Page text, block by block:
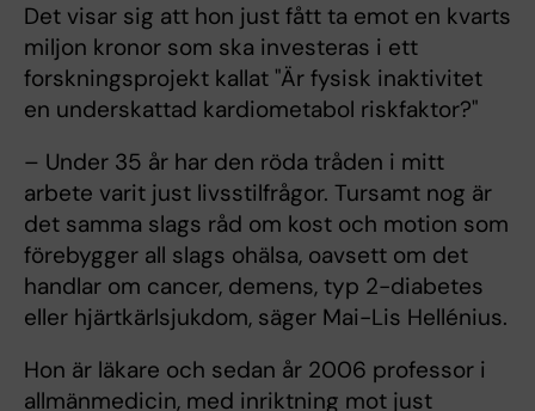
Det visar sig att hon just fått ta emot en kvarts
miljon kronor som ska investeras i ett
forskningsprojekt kallat "Är fysisk inaktivitet
en underskattad kardiometabol riskfaktor?"
– Under 35 år har den röda tråden i mitt
arbete varit just livsstilfrågor. Tursamt nog är
det samma slags råd om kost och motion som
förebygger all slags ohälsa, oavsett om det
handlar om cancer, demens, typ 2-diabetes
eller hjärtkärlsjukdom, säger Mai-Lis Hellénius.
Hon är läkare och sedan år 2006 professor i
allmänmedicin, med inriktning mot just